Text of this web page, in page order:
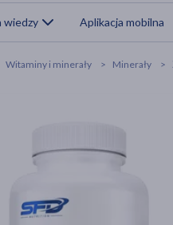
wiedzy Aplikacja mobilna
Witaminy i minerały Minerały